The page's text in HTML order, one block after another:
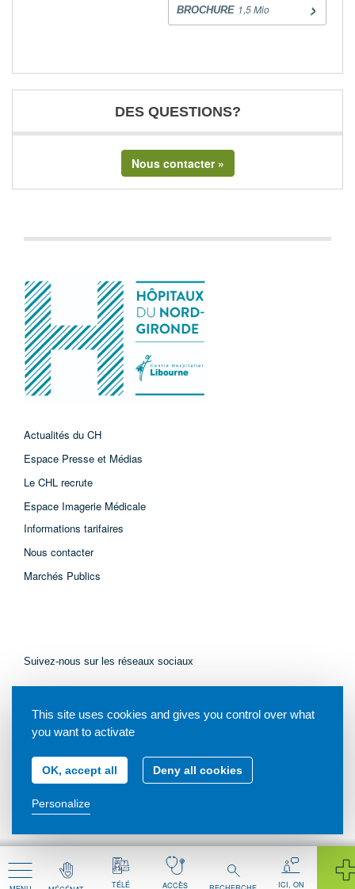
TÉLÉ
ACCÈS
ICI, ON
BROCHURE 1,5 Mio
DES QUESTIONS?
Nous contacter »
Actualités du CH
Espace Presse et Médias
Le CHL recrute
Espace Imagerie Médicale
Informations tarifaires
Nous contacter
Marchés Publics
Suivez-nous sur les réseaux sociaux
Mentions légales
This site uses cookies and gives you control over what
you want to activate
OK, accept all Deny all cookies
Personalize